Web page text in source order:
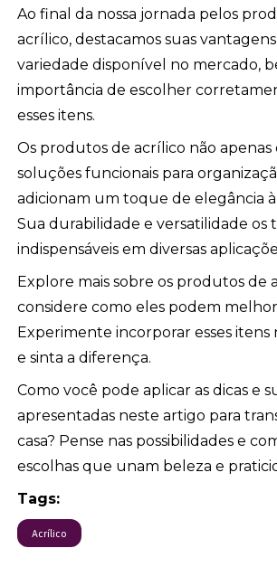
Ao final da nossa jornada pelos
acrílico, destacamos suas
variedade disponível no mercado,
importância de escolher
esses itens.
Os produtos de acrílico não
soluções funcionais para
adicionam um toque de elegância
Sua durabilidade e versatilidade os
indispensáveis em diversas
Explore mais sobre os produtos de
considere como eles podem
Experimente incorporar esses itens
e sinta a diferença.
Como você pode aplicar as dicas e
apresentadas neste artigo para
casa? Pense nas possibilidades e
escolhas que unam beleza e
Tags:
Acrílico